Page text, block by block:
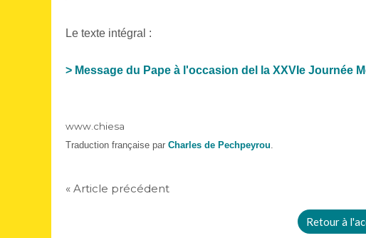
Le texte intégral :
> Message du Pape à l'occasion del la XXVIe Journée
www.chiesa
Traduction française par Charles de Pechpeyrou
« Article précédent
Retour à